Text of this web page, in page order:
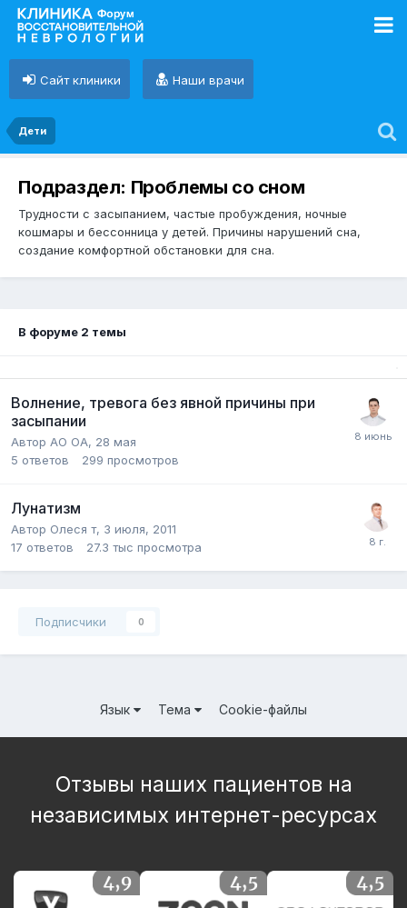
Сайт клиники Наши врачи
Дети
Подраздел: Проблемы со сном
Трудности с засыпанием, частые пробуждения, ночные
кошмары и бессонница у детей. Причины нарушений сна,
создание комфортной обстановки для сна.
В форуме 2 темы
Волнение, тревога без явной причины при
засыпании
Автор АО ОА, 28 мая
5 ответов 299 просмотров
Лунатизм
Автор Олеся т, 3 июля, 2011
17 ответов 27.3 тыс просмотра
Подписчики 0
Язык Тема Cookie-файлы
Отзывы наших пациентов на
независимых интернет-ресурсах